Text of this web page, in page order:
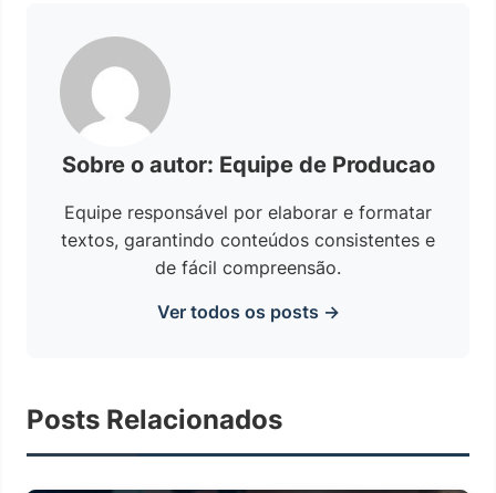
Sobre o autor: Equipe de Producao
Equipe responsável por elaborar e formatar
textos, garantindo conteúdos consistentes e
de fácil compreensão.
Ver todos os posts →
Posts Relacionados